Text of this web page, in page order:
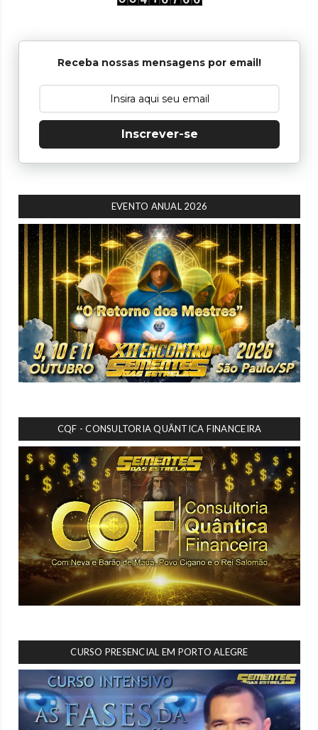
Receba nossas mensagens por email!
Inscrever-se
EVENTO ANUAL 2026
CQF - CONSULTORIA QUÂNTICA FINANCEIRA
CURSO PRESENCIAL EM PORTO ALEGRE